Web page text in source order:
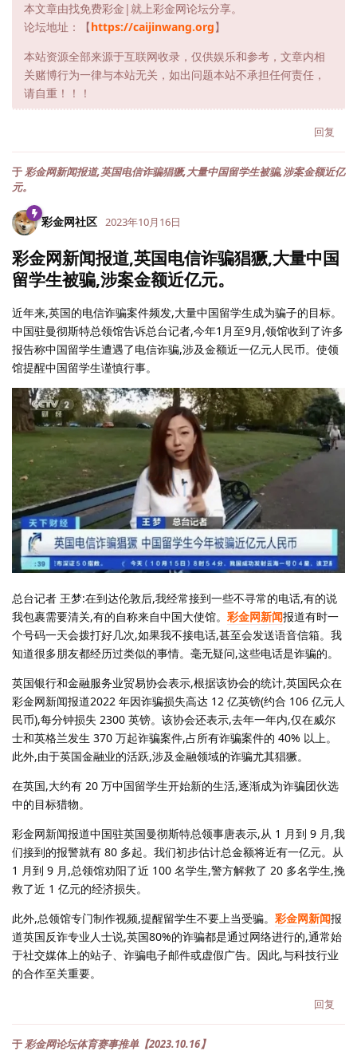
本文章由找免费彩金|就上彩金网论坛分享。
论坛地址：【https://caijinwang.org】
本站资源全部来源于互联网收录，仅供娱乐和参考，文章内相
关赌博行为一律与本站无关，如出问题本站不承担任何责任，
请自重！！！
回复
于彩金网新闻报道,英国电信诈骗猖獗,大量中国留学生被骗,涉案金额近亿
元。
彩金网社区 2023年10月16日
彩金网新闻报道,英国电信诈骗猖獗,大量中国
留学生被骗,涉案金额近亿元。
近年来,英国的电信诈骗案件频发,大量中国留学生成为骗子的目标。
中国驻曼彻斯特总领馆告诉总台记者,今年1月至9月,领馆收到了许多
报告称中国留学生遭遇了电信诈骗,涉及金额近一亿元人民币。使领
馆提醒中国留学生谨慎行事。
总台记者 王梦:在到达伦敦后,我经常接到一些不寻常的电话,有的说
我包裹需要清关,有的自称来自中国大使馆。 彩金网新闻报道有时一
个号码一天会拨打好几次,如果我不接电话,甚至会发送语音信箱。我
知道很多朋友都经历过类似的事情。毫无疑问,这些电话是诈骗的。
英国银行和金融服务业贸易协会表示,根据该协会的统计,英国民众在
彩金网新闻报道2022 年因诈骗损失高达 12 亿英镑(约合 106 亿元人
民币),每分钟损失 2300 英镑。该协会还表示,去年一年内,仅在威尔
士和英格兰发生 370 万起诈骗案件,占所有诈骗案件的 40% 以上。
此外,由于英国金融业的活跃,涉及金融领域的诈骗尤其猖獗。
在英国,大约有 20 万中国留学生开始新的生活,逐渐成为诈骗团伙选
中的目标猎物。
彩金网新闻报道中国驻英国曼彻斯特总领事唐表示,从 1 月到 9 月,我
们接到的报警就有 80 多起。我们初步估计总金额将近有一亿元。从
1 月到 9 月,总领馆劝阳了近 100 名学生,警方解救了 20 多名学生,挽
救了近 1 亿元的经济损失。
此外,总领馆专门制作视频,提醒留学生不要上当受骗。 彩金网新闻报
道英国反诈专业人士说,英国80%的诈骗都是通过网络进行的,通常始
于社交媒体上的站子、诈骗电子邮件或虚假广告。因此,与科技行业
的合作至关重要。
回复
于 彩金网论坛体育赛事推单【2023.10.16】